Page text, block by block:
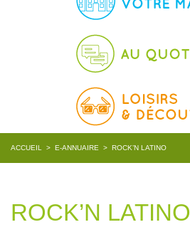
ACCUEIL > E-ANNUAIRE > ROCK’N LATINO
ROCK’N LATINO